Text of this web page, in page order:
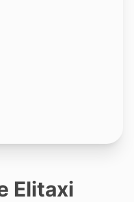
Elitaxi